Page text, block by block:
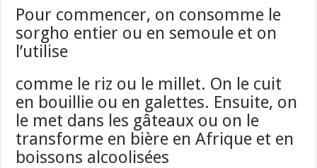
Pour commencer, on consomme le
sorgho entier ou en semoule et on
l’utilise
comme le riz ou le millet. On le cuit
en bouillie ou en galettes. Ensuite, on
le met dans les gâteaux ou on le
transforme en bière en Afrique et en
boissons alcoolisées